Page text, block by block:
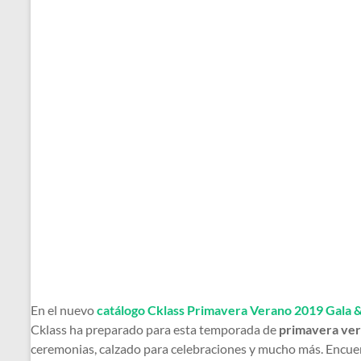
En el nuevocatálogo Cklass Primavera Verano 2019 Gala
Cklass ha preparado para esta temporada de primavera
ceremonias, calzado para celebraciones y mucho más.